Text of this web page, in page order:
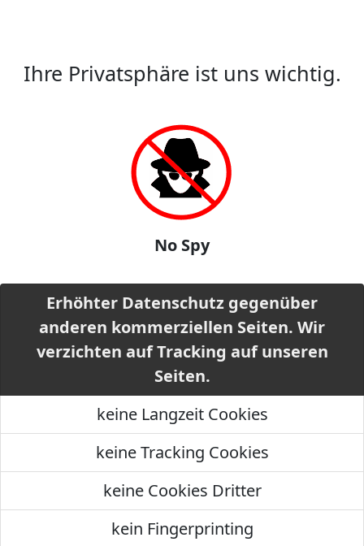
Ihre Privatsphäre ist uns wichtig.
No Spy
Erhöhter Datenschutz gegenüber
anderen kommerziellen Seiten. Wir
verzichten auf Tracking auf unseren
Seiten.
keine Langzeit Cookies
keine Tracking Cookies
keine Cookies Dritter
kein Fingerprinting